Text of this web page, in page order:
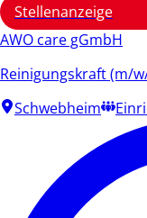
Stellenanzeige
AWO care gGmbH
Reinigungskraft (m/
Schwebheim